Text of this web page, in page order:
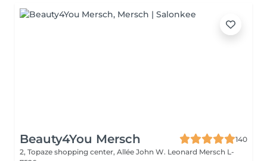
Beauty4You Mersch
140
2, Topaze shopping center, Allée John W. Leonard Mersch L-